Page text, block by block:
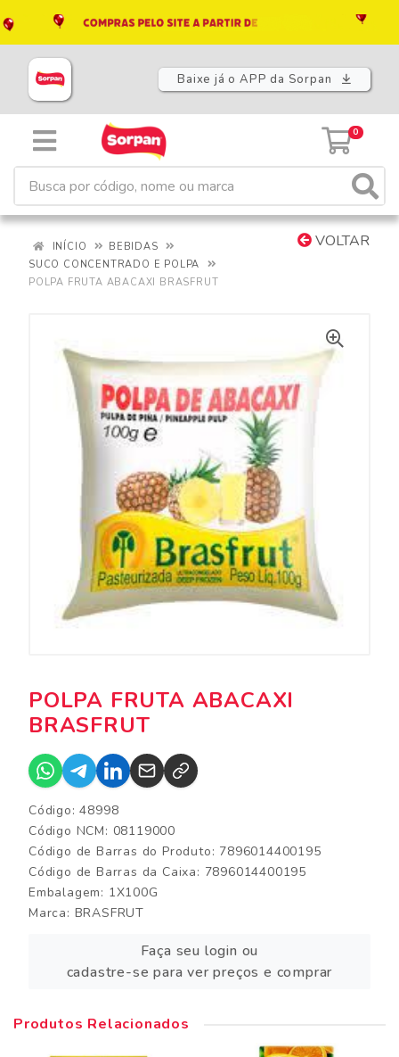
Baixe já o APP da Sorpan
0
VOLTAR
INÍCIO
BEBIDAS
SUCO CONCENTRADO E POLPA
POLPA FRUTA ABACAXI BRASFRUT
POLPA FRUTA ABACAXI
BRASFRUT
Código: 48998
Código NCM: 08119000
Código de Barras do Produto: 7896014400195
Código de Barras da Caixa: 7896014400195
Embalagem: 1X100G
Marca: BRASFRUT
Faça seu login ou
cadastre-se para ver preços e comprar
Produtos Relacionados